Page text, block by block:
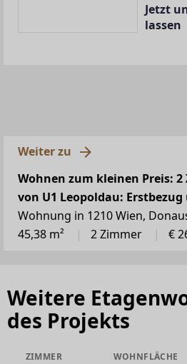
Jetzt
lassen
Weiter zu
Wohnen zum kleinen Preis:
von U1 Leopoldau:
Wohnung in 1210 Wien,
45,38 m²
2 Zimmer €
Weitere
des Projekts
ZIMMER WOHNFLÄCHE